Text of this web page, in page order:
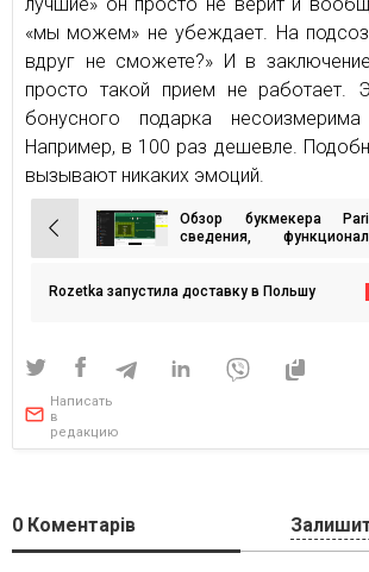
«мы можем» не убеждает. На
вдруг не сможете?» И в
просто такой прием не работает.
бонусного подарка
Например, в 100 раз дешевле.
вызывают никаких эмоций.
Навигация
по
записям
Обзор букмекера
сведения,
Rozetka запустила доставку в Польшу
Написать
в
редакцию
0 Коментарів